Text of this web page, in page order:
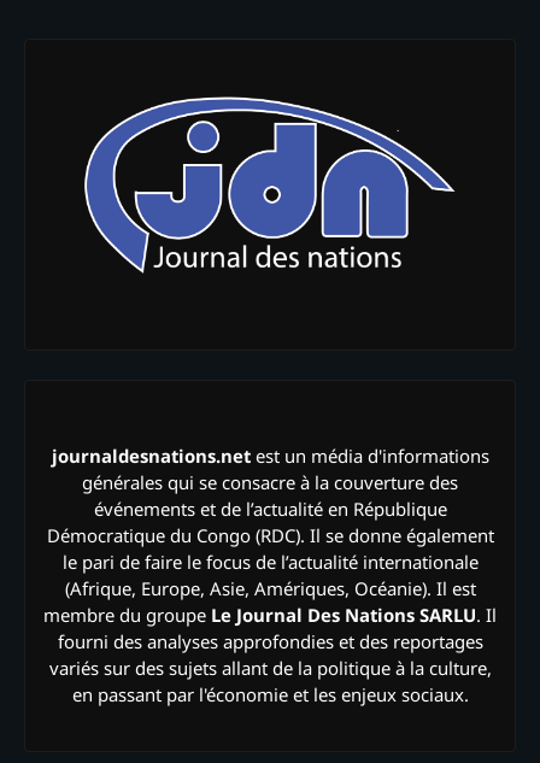
journaldesnations.netest un média d'informations
générales qui se consacre à la couverture des
événements et de l’actualité en République
Démocratique du Congo (RDC). Il se donne également
le pari de faire le focus de l’actualité internationale
(Afrique, Europe, Asie, Amériques, Océanie). Il est
membre du groupe Le Journal Des Nations SARLU. Il
fourni des analyses approfondies et des reportages
variés sur des sujets allant de la politique à la culture,
en passant par l'économie et les enjeux sociaux.